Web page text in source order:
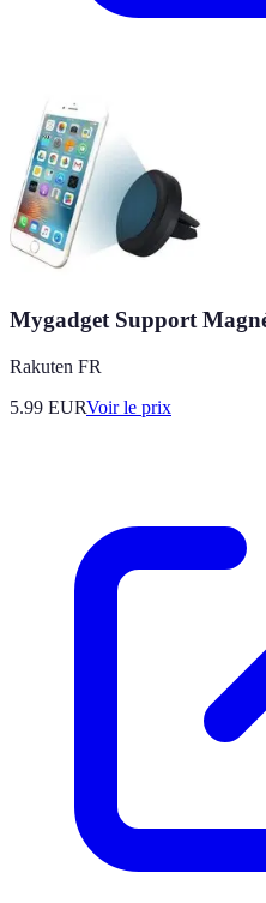
Mygadget Support
Rakuten FR
5.99 EURVoir le prix